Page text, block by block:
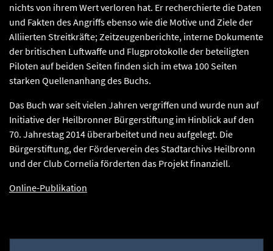
nichts von ihrem Wert verloren hat. Er recherchierte die Daten
und Fakten des Angriffs ebenso wie die Motive und Ziele der
Alliierten Streitkräfte; Zeitzeugenberichte, interne Dokumente
der britischen Luftwaffe und Flugprotokolle der beteiligten
Piloten auf beiden Seiten finden sich im etwa 100 Seiten
starken Quellenanhang des Buchs.
Das Buch war seit vielen Jahren vergriffen und wurde nun auf
Initiative der Heilbronner Bürgerstiftung im Hinblick auf den
70. Jahrestag 2014 überarbeitet und neu aufgelegt. Die
Bürgerstiftung, der Förderverein des Stadtarchivs Heilbronn
und der Club Cornelia förderten das Projekt finanziell.
Online-Publikation